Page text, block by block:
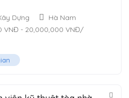
Dựng
Hà Nam
VNĐ - 20,000,000 VNĐ/